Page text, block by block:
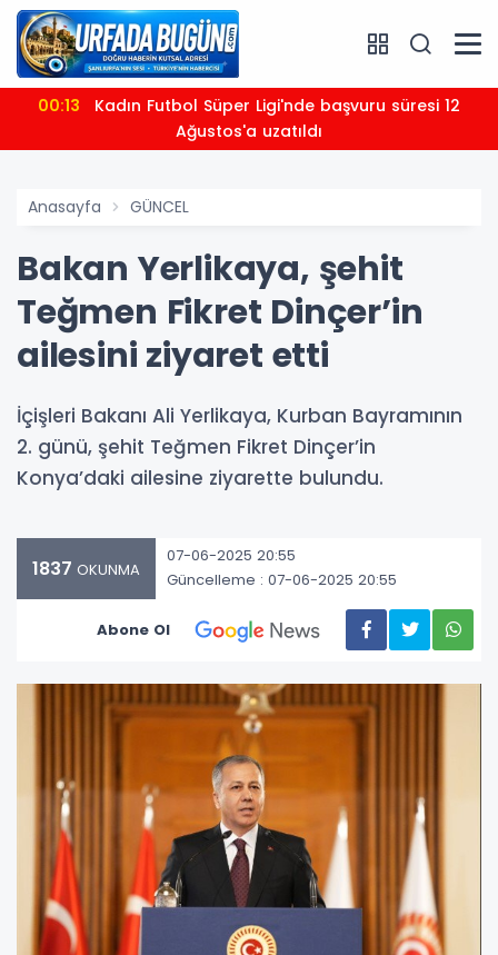
00:13
Ağustos'a uzatıldı
Anasayfa GÜNCEL
Bakan Yerlikaya, şehit
Teğmen Fikret Dinçer’in
ailesini ziyaret etti
İçişleri Bakanı Ali Yerlikaya, Kurban Bayramının
2. günü, şehit Teğmen Fikret Dinçer’in
Konya’daki ailesine ziyarette bulundu.
1837 OKUNMA
07-06-2025 20:55
Güncelleme : 07-06-2025 20:55
Abone Ol